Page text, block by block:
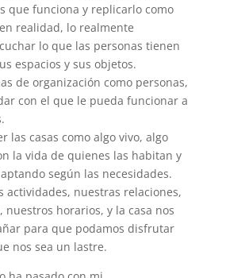
que funciona y replicarlo como
realidad, lo realmente
lo que las personas tienen
espacios y sus objetos.
de organización como personas,
con el que le pueda funcionar a
las casas como algo vivo, algo
la vida de quienes las habitan y
según las necesidades.
actividades, nuestras relaciones,
nuestros horarios, y la casa nos
para que podamos disfrutar
nos sea un lastre.